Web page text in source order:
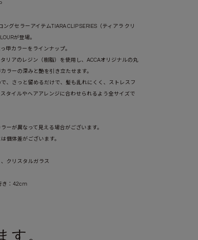
っ甲ブラック
ングセラーアイテムTIARA CLIP SERIES（ティアラ クリ
が登場。
甲カラーをラインナップ。
リアのレジン（樹脂）を使用し、ACCAオリジナルの丸
ラーの深みと艶を引き立たせます。
、さっと留めるだけで、髪も乱れにくく、ストレスフ
タイルやヘアアレンジに合わせられるよう全サイズで
ーが異なって見える場合がございます。
個体差がございます。
クリスタルガラス
き：4.2cm
す。